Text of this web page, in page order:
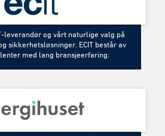
leverandør og vårt naturlige valg på
sikkerhetsløsninger. ECIT består av
med lang bransjeerfaring.